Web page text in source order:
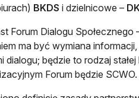
BKDS i dzielnicowe –
Forum Dialogu Społecznego
ma być wymiana
dialogu; będzie to rodzaj
Forum będzie SCWO.